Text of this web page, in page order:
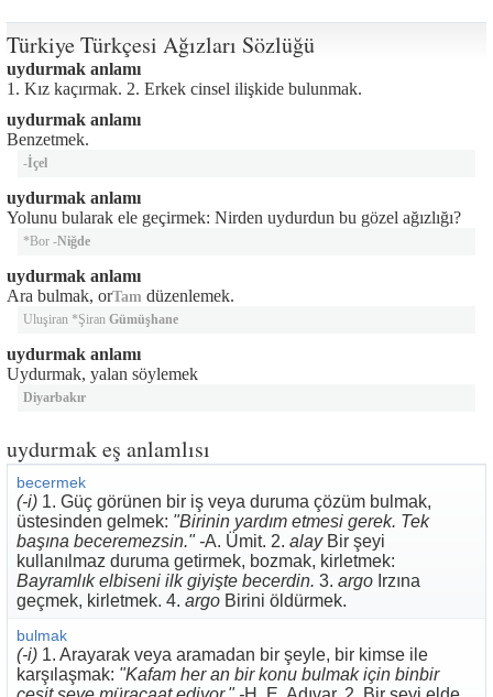
Türkiye Türkçesi Ağızları Sözlüğü
uydurmak anlamı
1. Kız kaçırmak. 2. Erkek cinsel ilişkide bulunmak.
uydurmak anlamı
Benzetmek.
-İçel
uydurmak anlamı
Yolunu bularak ele geçirmek: Nirden uydurdun bu gözel ağızlığı?
*Bor -Niğde
uydurmak anlamı
Ara bulmak, orTam düzenlemek.
Uluşiran *Şiran Gümüşhane
uydurmak anlamı
Uydurmak, yalan söylemek
Diyarbakır
uydurmak eş anlamlısı
becermek
(-i) 1. Güç görünen bir iş veya duruma çözüm bulmak,
üstesinden gelmek: "Birinin yardım etmesi gerek. Tek
başına beceremezsin." -A. Ümit. 2. alayBir şeyi
kullanılmaz duruma getirmek, bozmak, kirletmek:
Bayramlık elbiseni ilk giyişte becerdin. 3. argo Irzına
geçmek, kirletmek. 4. argo Birini öldürmek.
bulmak
(-i) 1. Arayarak veya aramadan bir şeyle, bir kimse ile
karşılaşmak: "Kafam her an bir konu bulmak için binbir